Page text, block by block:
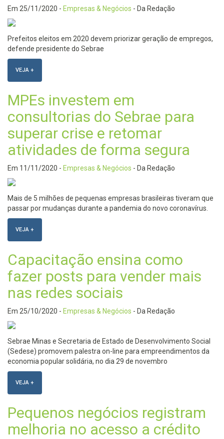
Em 25/11/2020 - Empresas & Negócios - Da Redação
Prefeitos eleitos em 2020 devem priorizar geração de empregos,
defende presidente do Sebrae
VEJA +
MPEs investem em
consultorias do Sebrae para
superar crise e retomar
atividades de forma segura
Em 11/11/2020 - Empresas & Negócios - Da Redação
Mais de 5 milhões de pequenas empresas brasileiras tiveram que
passar por mudanças durante a pandemia do novo coronavírus.
VEJA +
Capacitação ensina como
fazer posts para vender mais
nas redes sociais
Em 25/10/2020 - Empresas & Negócios - Da Redação
Sebrae Minas e Secretaria de Estado de Desenvolvimento Social
(Sedese) promovem palestra on-line para empreendimentos da
economia popular solidária, no dia 29 de novembro
VEJA +
Pequenos negócios registram
melhoria no acesso a crédito